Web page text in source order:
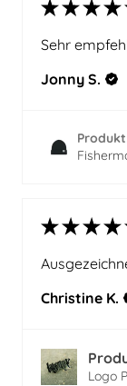
★ ★ ★ ★
Sehr
Jonny S.
★ ★ ★ ★
Christine K.
Logo